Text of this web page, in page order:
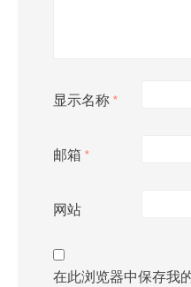
显示名称 *
邮箱 *
网站
在此浏览器中保存我